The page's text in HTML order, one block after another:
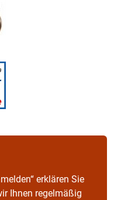
erklären Sie
Ihnen regelmäßig